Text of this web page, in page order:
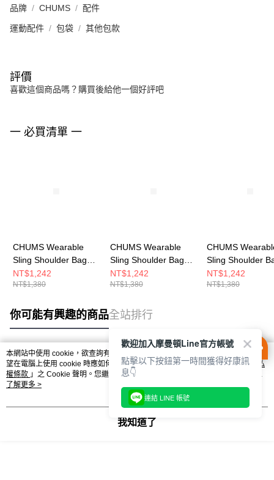
品牌 CHUMS 配件
運動配件 包袋 其他包款
評價
喜歡這個商品嗎？購買後給他一個好評吧
一 必買清單 一
CHUMS Wearable
Sling Shoulder Bag
Sweat Nylon 男女 肩
背包 深藍/米色
NT$1,242
NT$1,380
CHUMS Wearable
Sling Shoulder Bag
Sweat Nylon 男女 肩
背包 黑/炭黑
NT$1,242
NT$1,380
CHUMS
Sling Shoulder
Sweat Nylon兩
肩背包 米灰/
NT$1,242
NT$1,380
你可能有興趣的商品全站排行
熱門標籤
本網站中使用 cookie，欲查詢有關本網站使用 cookie 方式之詳情，及若您不希
望在電腦上使用 cookie 時應如何變更電腦的 cookie 設定，請參閱本網站「
隱私
權條款 」之 Cookie 聲明。您繼續使用本網站即表示您同意本公司得按本網站使
用條款之 Cookie 聲明使用 cookie。
了解更多 >
我知道了
歡迎加入摩曼頓Line官方帳號
點擊以下按鈕第一時間獲得好康訊
息👇
連結 LINE 帳號